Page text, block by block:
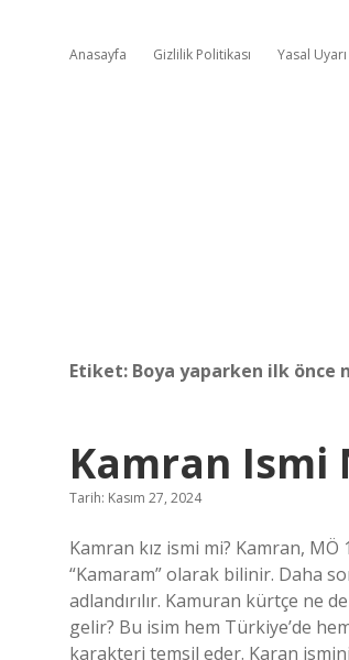
Anasayfa Gizlilik Politikası Yasal Uyarı
Etiket: Boya yaparken ilk önce
Kamran Ismi
Tarih: Kasım 27, 2024
Kamran kız ismi mi? Kamran, MÖ
“Kamaram” olarak bilinir. Daha
adlandırılır. Kamuran kürtçe ne
gelir? Bu isim hem Türkiye’de
karakteri temsil eder. Karan